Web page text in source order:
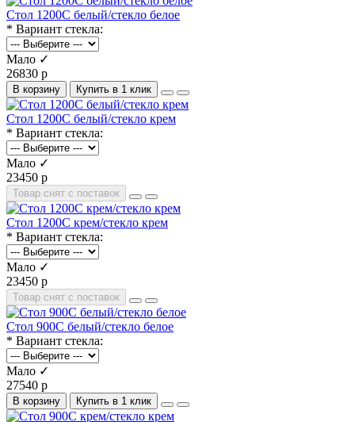
Стол 1200С белый/стекло белое
* Вариант стекла:
Мало ✓
26830 р
В корзину Купить в 1 клик
Стол 1200С белый/стекло крем
* Вариант стекла:
Мало ✓
23450 р
Товар снят с поставок
Стол 1200С крем/стекло крем
* Вариант стекла:
Мало ✓
23450 р
Товар снят с поставок
Стол 900С белый/стекло белое
* Вариант стекла:
Мало ✓
27540 р
В корзину Купить в 1 клик